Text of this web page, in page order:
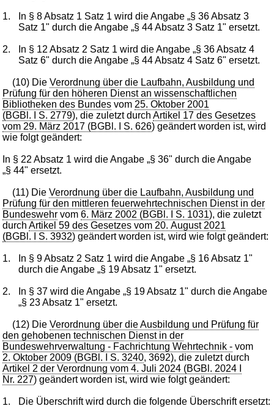
1.
In § 8 Absatz 1 Satz 1 wird die Angabe „§ 36 Absatz 3
Satz 1" durch die Angabe „§ 44 Absatz 3 Satz 1" ersetzt.
2.
In § 12 Absatz 2 Satz 1 wird die Angabe „§ 36 Absatz 4
Satz 6" durch die Angabe „§ 44 Absatz 4 Satz 6" ersetzt.
(10) DieVerordnung über die Laufbahn, Ausbildung und
Prüfung für den höheren Dienst an wissenschaftlichen
Bibliotheken des Bundes vom 25. Oktober 2001
(BGBl. I S. 2779), die zuletzt durchArtikel 17 des Gesetzes
vom 29. März 2017 (BGBl. I S. 626) geändert worden ist, wird
wie folgt geändert:
In § 22 Absatz 1 wird die Angabe „§ 36" durch die Angabe
„§ 44" ersetzt.
(11) DieVerordnung über die Laufbahn, Ausbildung und
Prüfung für den mittleren feuerwehrtechnischen Dienst in der
Bundeswehr vom6. März 2002 (BGBl. I S. 1031), die zuletzt
durchArtikel 59 des Gesetzes vom 20. August 2021
(BGBl. I S. 3932) geändert worden ist, wird wie folgt geändert:
1.
In § 9 Absatz 2 Satz 1 wird die Angabe „§ 16 Absatz 1"
durch die Angabe „§ 19 Absatz 1" ersetzt.
2.
In § 37 wird die Angabe „§ 19 Absatz 1" durch die Angabe
„§ 23 Absatz 1" ersetzt.
(12) DieVerordnung über die Ausbildung und Prüfung für
den gehobenen technischen Dienst in der
Bundeswehrverwaltung - Fachrichtung Wehrtechnik - vom
2. Oktober 2009 (BGBl. I S. 3240, 3692), die zuletzt durch
Artikel 2 der Verordnung vom 4. Juli 2024 (BGBl. 2024 I
Nr. 227) geändert worden ist, wird wie folgt geändert:
1. Die Überschrift wird durch die folgende Überschrift ersetzt: